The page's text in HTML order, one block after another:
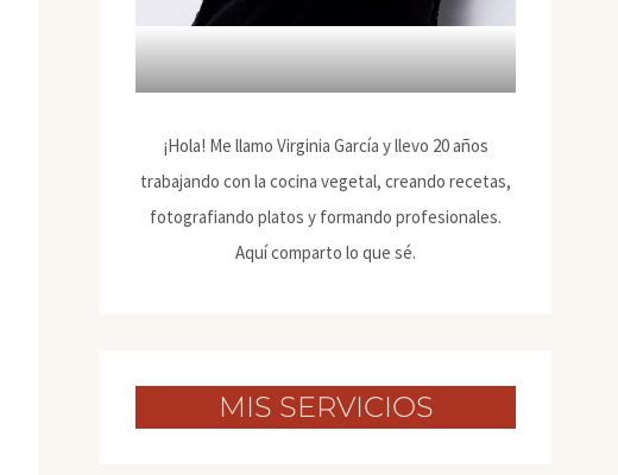
¡Hola! Me llamo Virginia García y llevo 20 años
trabajando con la cocina vegetal, creando recetas,
fotografiando platos y formando profesionales.
Aquí comparto lo que sé.
MIS SERVICIOS